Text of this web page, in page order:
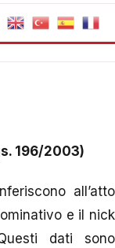
196/2003)
all’atto
e il nick
dati sono